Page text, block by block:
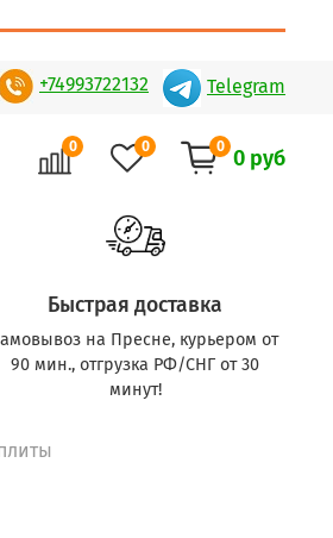
+74993722132 Telegram
0 0 0 0 руб
Быстрая доставка
на Пресне, курьером от
90 мин., отгрузка РФ/СНГ от 30
минут!